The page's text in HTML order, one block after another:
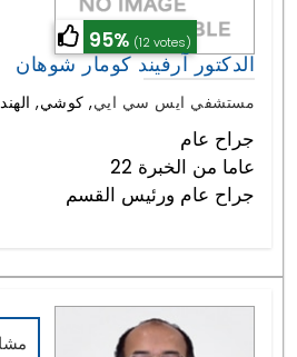
95% (12 votes)
الدكتور آرفيند كومار شوهان
مستشفي ايس سي ايي, كوشي, الهند
جراح عام
22 عاما من الخبرة
جراح عام ورئيس القسم